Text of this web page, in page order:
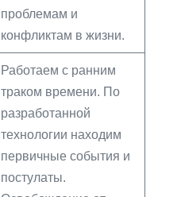
проблемам и
конфликтам в жизни.
Работаем с ранним
траком времени. По
разработанной
технологии находим
первичные события и
постулаты.